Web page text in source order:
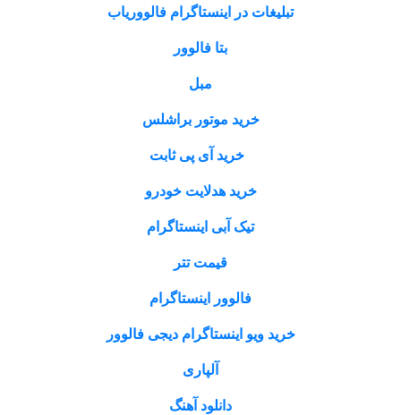
تبلیغات در اینستاگرام فالووریاب
بتا فالوور
خرید موتور براشلس
خرید آی پی ثابت
خرید هدلایت خودرو
تیک آبی اینستاگرام
قیمت تتر
فالوور اینستاگرام
خرید ویو اینستاگرام دیجی فالوور
آلپاری
دانلود آهنگ